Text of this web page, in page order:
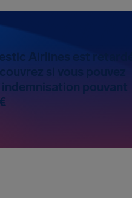
Airlines est retardé
si vous pouvez
pouvant